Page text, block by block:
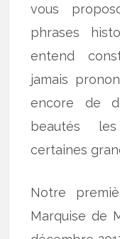
vous
phrases
entend
jamais
encore de
beautés
certaines
Notre
Marquise de